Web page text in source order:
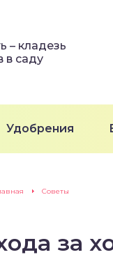
– кладезь
в саду
Удобрения
Советы
за